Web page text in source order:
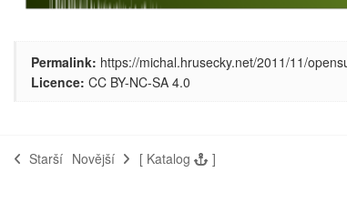
Permalink: https://michal.hrusecky.net/2011/11/
Licence: CC BY-NC-SA 4.0
Starší Novější [ Katalog ]